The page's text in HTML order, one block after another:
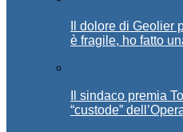
Il dolore di Geolier
è fragile, ho fatto
Il sindaco premia
“custode”